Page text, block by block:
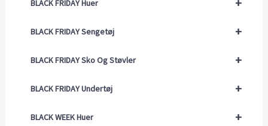
BLACK FRIDAY Huer
+
BLACK FRIDAY Sengetøj
+
BLACK FRIDAY Sko Og Støvler
+
BLACK FRIDAY Undertøj
+
BLACK WEEK Huer